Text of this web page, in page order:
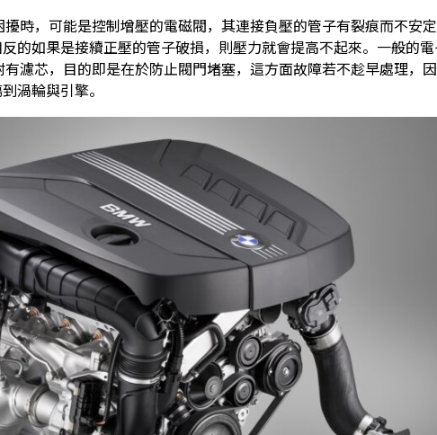
時，可能是控制增壓的電磁閥，其連接負壓的管子有裂痕而不安
的如果是接續正壓的管子破損，則壓力就會提高不起來。一般的
濾芯，目的即是在於防止閥門堵塞，這方面故障若不趁早處理，因
渦輪與引擎。